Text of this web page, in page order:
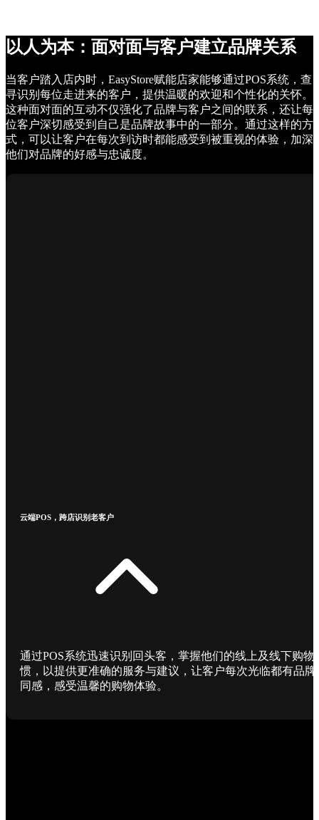
以人为本：面对面与客户建立品牌关系
当客户踏入店内时，EasyStore赋能店家能够通过POS系统，查
寻识别每位走进来的客户，提供温暖的欢迎和个性化的关怀。
这种面对面的互动不仅强化了品牌与客户之间的联系，还让每
位客户深切感受到自己是品牌故事中的一部分。通过这样的方
式，可以让客户在每次到访时都能感受到被重视的体验，加深
他们对品牌的好感与忠诚度。
云端POS，跨店识别老客户
通过POS系统迅速识别回头客，掌握他们的线上及线下购物
惯，以提供更准确的服务与建议，让客户每次光临都有品牌
同感，感受温馨的购物体验。